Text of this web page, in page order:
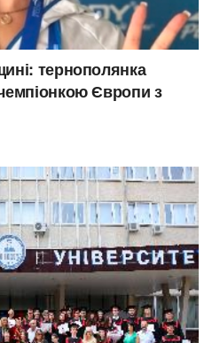
тернополянка
Європи з